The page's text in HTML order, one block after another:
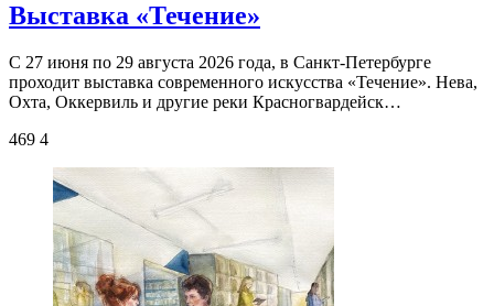
Выставка «Течение»
С 27 июня по 29 августа 2026 года, в Санкт-Петербурге
проходит выставка современного искусства «Течение». Нева,
Охта, Оккервиль и другие реки Красногвардейск…
469 4